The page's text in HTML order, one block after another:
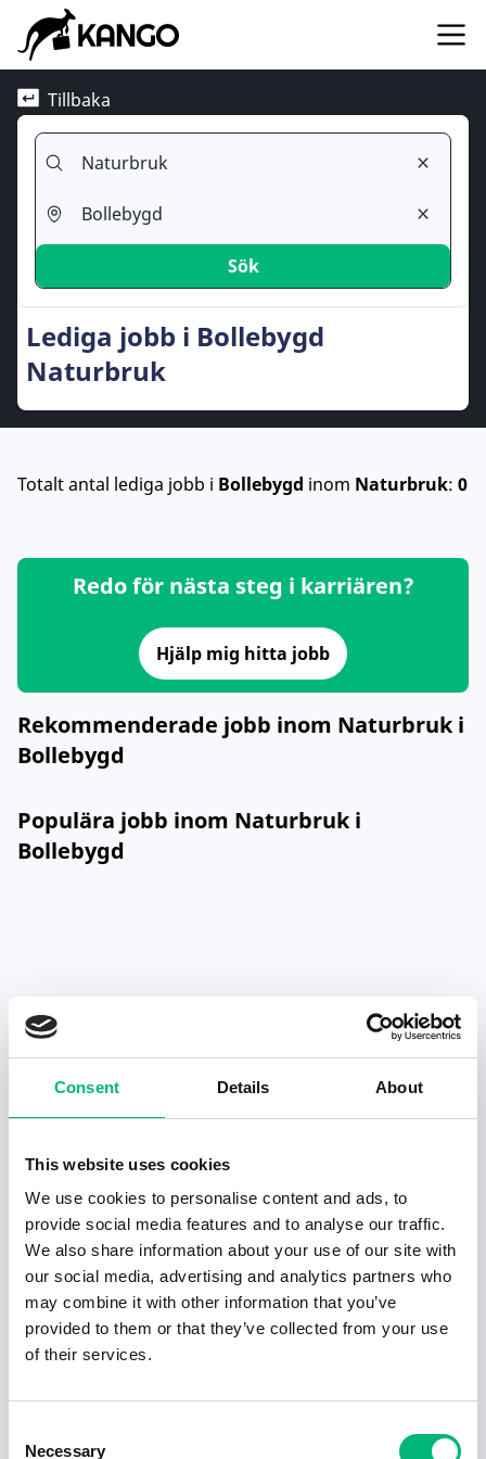
Consent Details About
This website uses cookies
We use cookies to personalise content and ads, to
provide social media features and to analyse our traffic.
We also share information about your use of our site with
our social media, advertising and analytics partners who
may combine it with other information that you’ve
provided to them or that they’ve collected from your use
of their services.
Selection
Necessary
Tillbaka
Sök
Lediga jobb i Bollebygd
Naturbruk
Totalt antal lediga jobb i Bollebygd inom Naturbruk: 0
Redo för nästa steg i karriären?
Hjälp mig hitta jobb
Rekommenderade jobb inom Naturbruk i
Bollebygd
Populära jobb inom Naturbruk i
Bollebygd
Senaste publiceringarna i Jobbnytt
Jobb för dig som är introvert